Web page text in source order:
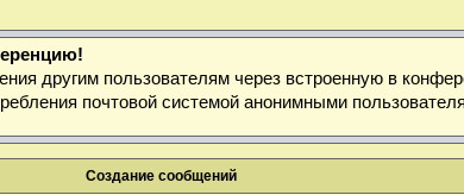
другим пользователям через встроенную в
почтовой системой анонимными
Создание сообщений